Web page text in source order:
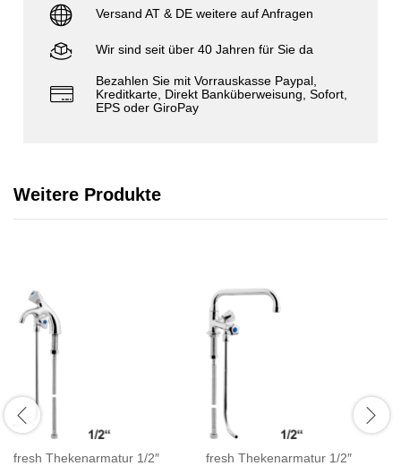
Versand AT & DE weitere auf Anfragen
Wir sind seit über 40 Jahren für Sie da
Bezahlen Sie mit Vorrauskasse Paypal,
Kreditkarte, Direkt Banküberweisung, Sofort,
EPS oder GiroPay
Weitere Produkte
fresh Thekenarmatur 1/2″ fresh Thekenarmatur 1/2″